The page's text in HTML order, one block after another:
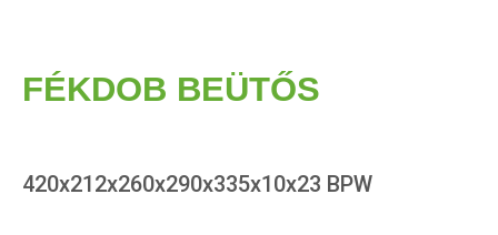
FÉKDOB BEÜTŐS
420x212x260x290x335x10x23 BPW